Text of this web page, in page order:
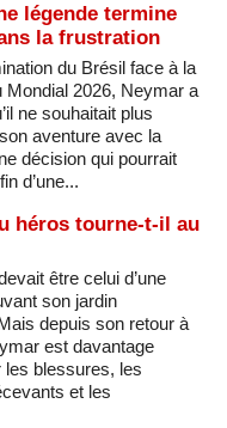
légende termine
la frustration
du Brésil face à la
Mondial 2026, Neymar a
ne souhaitait plus
aventure avec la
décision qui pourrait
d’une...
héros tourne-t-il au
être celui d’une
son jardin
depuis son retour à
est davantage
les blessures, les
et les